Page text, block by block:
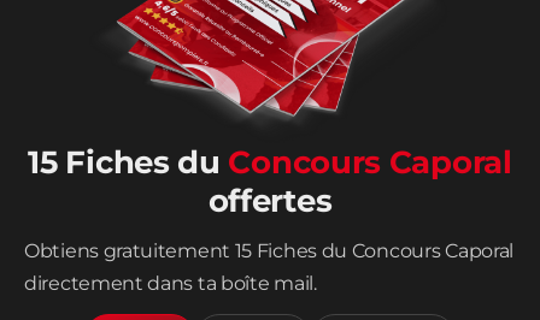
15 Fiches du Concours Caporal
offertes
Obtiens gratuitement 15 Fiches du Concours Caporal
directement dans ta boîte mail.